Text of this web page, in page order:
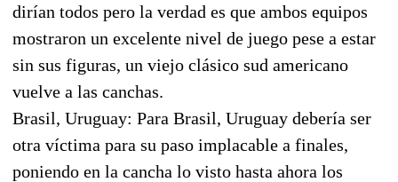
dirían todos pero la verdad es que ambos equipos
mostraron un excelente nivel de juego pese a estar
sin sus figuras, un viejo clásico sud americano
vuelve a las canchas.
Brasil, Uruguay: Para Brasil, Uruguay debería ser
otra víctima para su paso implacable a finales,
poniendo en la cancha lo visto hasta ahora los